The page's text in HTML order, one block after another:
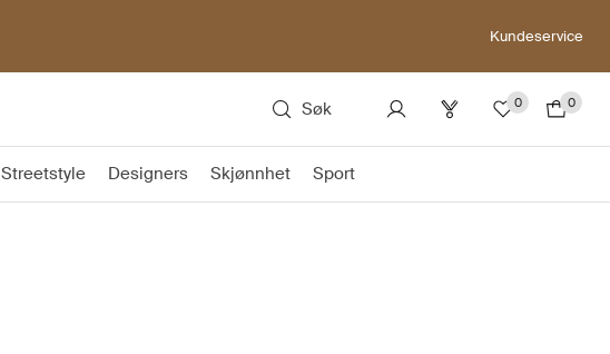
Kundeservice
Søk 0 0
Streetstyle Designers Skjønnhet Sport